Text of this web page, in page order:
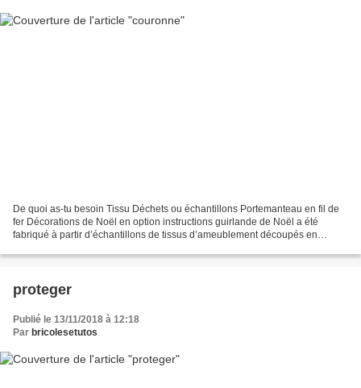
De quoi as-tu besoin Tissu Déchets ou échantillons Portemanteau en fil de
fer Décorations de Noël en option instructions guirlande de Noël a été
fabriqué à partir d’échantillons de tissus d’ameublement découpés en
proteger
Publié le 13/11/2018 à 12:18
Par bricolesetutos